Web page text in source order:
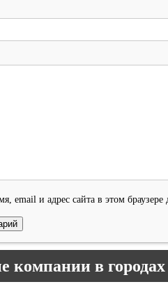
email и адрес сайта в этом
компании в